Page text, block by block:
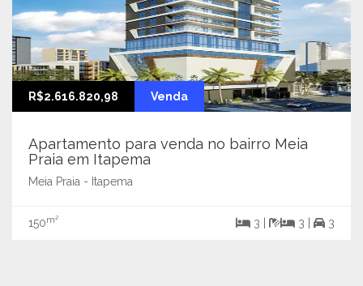
R$2.616.820,98 Venda
Apartamento para venda no bairro Meia
Praia em Itapema
Meia Praia - Itapema
150m² 3 | 3 | 3